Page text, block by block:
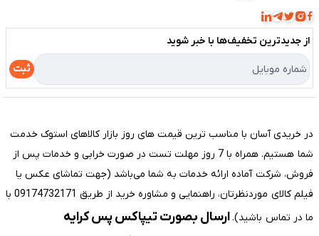
مجله فروشگاه
لیست محصولات
درباره ما
تماس با ما
قوانین و مقررات
حریم خصوصی
راهنما
از جدید‌ترین تخفیف‌ها با‌ خبر شوید
ثبت
در خریدی آسان با مناسب ترین قیمت های روز بازار کالاهای استوک خدمت
شما هستیم. همراه با 7 روز مهلت تست در صورت خرابی و خدمات پس از
فروش، شرکت آماده ارائه خدمات به شما می‌باشد (جهت تماشای عکس یا
فیلم کالای موردنظرتان، راهنمایی و مشاوره خرید از طریق 09174732171 با
ما در تماس باشید).ارسال بصورت تیپاکس پس کرایه